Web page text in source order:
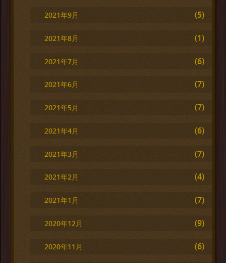
2021年9月 (5)
2021年8月 (1)
2021年7月 (6)
2021年6月 (7)
2021年5月 (7)
2021年4月 (6)
2021年3月 (7)
2021年2月 (4)
2021年1月 (7)
2020年12月 (9)
2020年11月 (6)